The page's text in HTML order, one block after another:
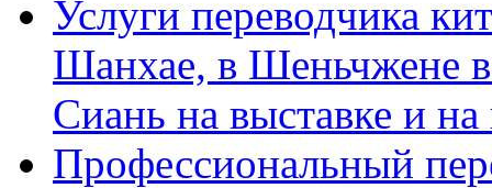
Услуги переводчика
Шанхае, в Шеньчжене
Сиань на выставке и
Профессиональный